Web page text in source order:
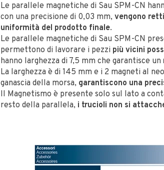
Le parallele magnetiche di Sau SPM-CN
con una precisione di 0,03 mm, vengono
uniformità del prodotto finale.
Le parallele magnetiche di Sau SPM-CN
permettono di lavorare i pezzi più vicini
hanno larghezza di 7,5 mm che garantisce un
La larghezza è di 145 mm e i 2 magneti al
ganascia della morsa, garantiscono una
Il Magnetismo è presente solo sul lato a
resto della parallela, i trucioli non si